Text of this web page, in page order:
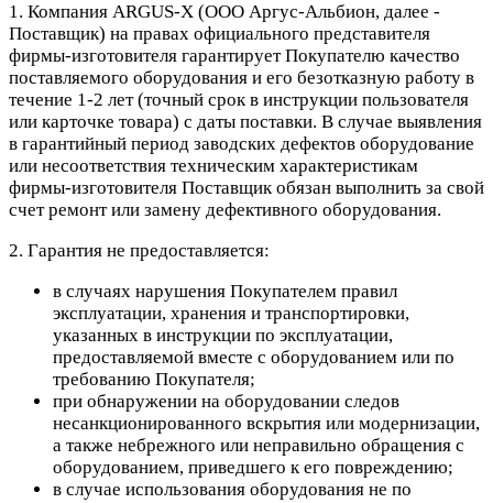
1. Компания ARGUS-X (ООО Аргус-Альбион, далее -
Поставщик) на правах официального представителя
фирмы-изготовителя гарантирует Покупателю качество
поставляемого оборудования и его безотказную работу в
течение 1-2 лет (точный срок в инструкции пользователя
или карточке товара) с даты поставки. В случае выявления
в гарантийный период заводских дефектов оборудование
или несоответствия техническим характеристикам
фирмы-изготовителя Поставщик обязан выполнить за свой
счет ремонт или замену дефективного оборудования.
2. Гарантия не предоставляется:
в случаях нарушения Покупателем правил
эксплуатации, хранения и транспортировки,
указанных в инструкции по эксплуатации,
предоставляемой вместе с оборудованием или по
требованию Покупателя;
при обнаружении на оборудовании следов
несанкционированного вскрытия или модернизации,
а также небрежного или неправильно обращения с
оборудованием, приведшего к его повреждению;
в случае использования оборудования не по